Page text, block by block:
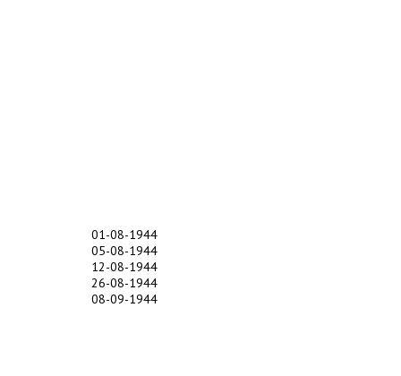
01-08-1944
05-08-1944
12-08-1944
26-08-1944
08-09-1944